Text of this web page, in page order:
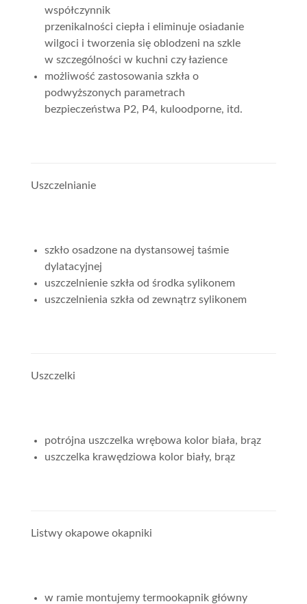
współczynnik
przenikalności ciepła i eliminuje osiadanie
wilgoci i tworzenia się oblodzeni na szkle
w szczególności w kuchni czy łazience
możliwość zastosowania szkła o
podwyższonych parametrach
bezpieczeństwa P2, P4, kuloodporne, itd.
Uszczelnianie
szkło osadzone na dystansowej taśmie
dylatacyjnej
uszczelnienie szkła od środka sylikonem
uszczelnienia szkła od zewnątrz sylikonem
Uszczelki
potrójna uszczelka wrębowa kolor biała, brąz
uszczelka krawędziowa kolor biały, brąz
Listwy okapowe okapniki
w ramie montujemy termookapnik główny